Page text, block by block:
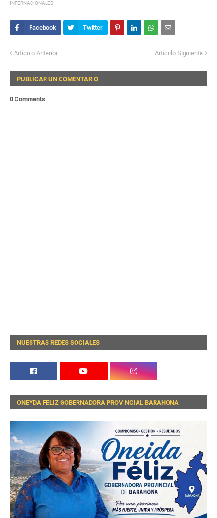
INTERNACIONALES
Artículo Anterior Artículo Siguiente
PUBLICAR UN COMENTARIO
0 Comments
NUESTRAS REDES SOCIALES
ONEYDA FELIZ GOBERNADORA PROVINCIAL BARAHONA